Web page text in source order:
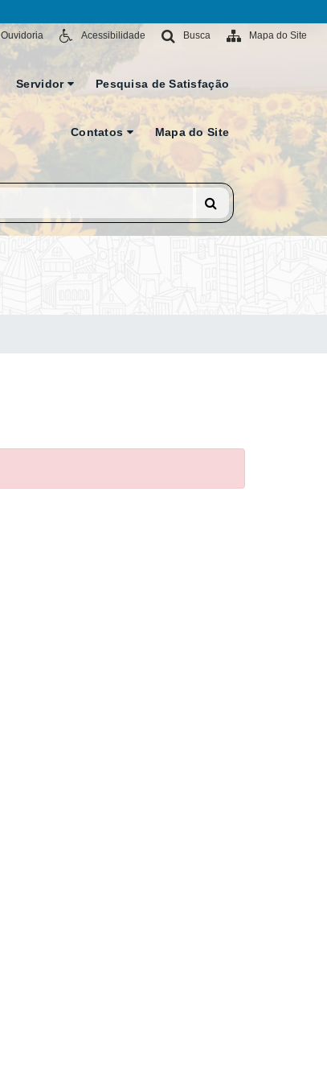
Mapa do Site
Busca
Acessibilidade
Ouvidoria
Servidor Pesquisa de Satisfação
Contatos Mapa do Site